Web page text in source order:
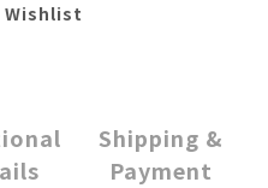
Wishlist
Shipping &
Payment